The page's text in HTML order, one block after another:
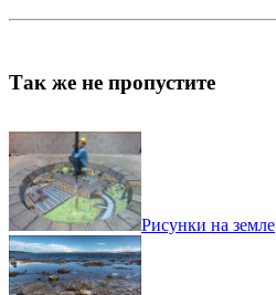
Так же не пропустите
Рисунки на земле